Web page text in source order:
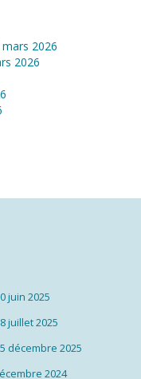
2026
2026
juin 2025
juillet 2025
décembre 2025
2024